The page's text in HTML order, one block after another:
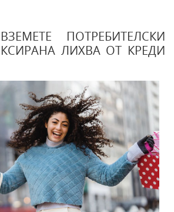
ПОТРЕБИТЕЛСКИ
ЛИХВА ОТ КРЕДИ